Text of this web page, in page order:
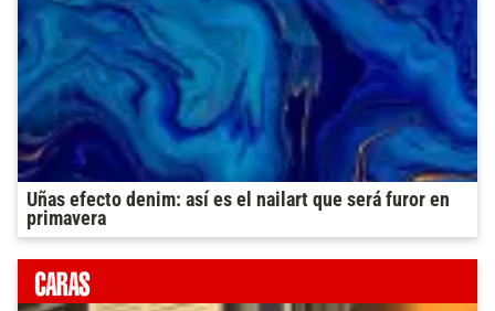
Uñas efecto denim: así es el nailart que será furor en
primavera